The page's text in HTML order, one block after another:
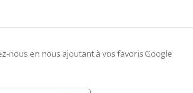
nous en nous ajoutant à vos favoris Google